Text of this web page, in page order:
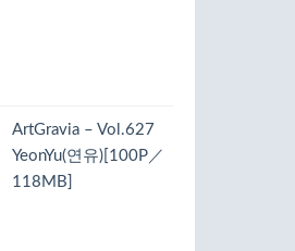
ArtGravia – Vol.627
YeonYu(연유)[100P／
118MB]